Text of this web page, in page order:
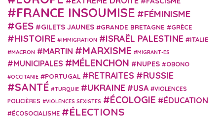
FRANCE INSOUMISE FÉMINISME
GES GILETS JAUNES GRANDE BRETAGNE GRÈCE
HISTOIRE IMMIGRATION ISRAËL PALESTINE ITALIE
MACRON MARTIN MARXISME MIGRANT-ES
MUNICIPALES MÉLENCHON NUPES OBONO
OCCITANIE PORTUGAL RETRAITES RUSSIE
SANTÉ TURQUIE UKRAINE USA
VIOLENCES
POLICIÈRES
VIOLENCES SEXISTES ÉCOLOGIE ÉDUCATION
ÉCOSOCIALISME ÉLECTIONS